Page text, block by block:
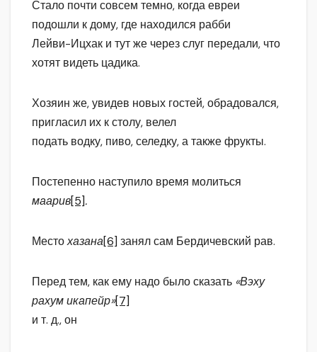
Стало почти совсем темно, когда евреи
подошли к дому, где находился рабби
Лейви-Ицхак и тут же через слуг передали, что
хотят видеть цадика.
Хозяин же, увидев новых гостей, обрадовался,
пригласил их к столу, велел
подать водку, пиво, селедку, а также фрукты.
Постепенно наступило время молиться
маарив[5].
Местохазана[6] занял сам Бердичевский рав.
Перед тем, как ему надо было сказать «Вэху
рахум икапейр»[7]
и т. д., он